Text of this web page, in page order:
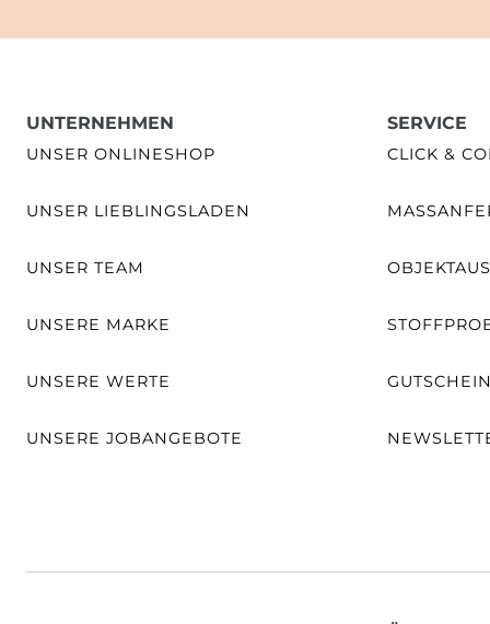
UNTERNEHMEN
UNSER ONLINESHOP
UNSER LIEBLINGSLADEN
UNSER TEAM
UNSERE MARKE
UNSERE WERTE
UNSERE JOBANGEBOTE
SERVICE
CLICK &